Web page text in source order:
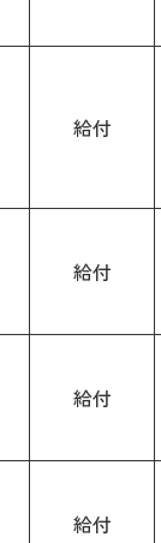
給付
給付
給付
給付